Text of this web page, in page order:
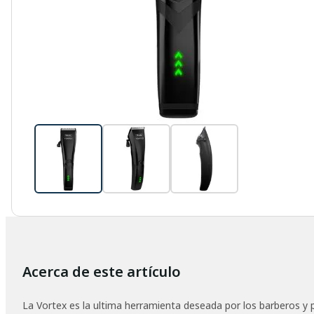
Acerca de este artículo
La Vortex es la ultima herramienta deseada por los barberos